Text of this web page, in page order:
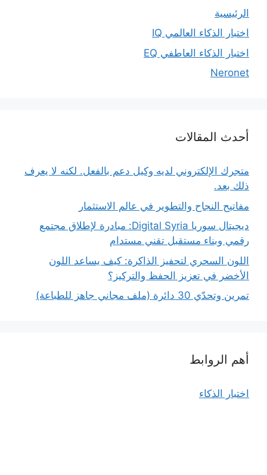
الرئيسية
اختبار الذكاء العالمي IQ
اختبار الذكاء العاطفي EQ
Neronet
أحدث المقالات
متجرك الإلكتروني لديه وكيل دعم بالفعل. لكنه لا يعرف
ذلك بعد.
مفاتيح النجاح والتطوير في عالم الاستثمار
ديجيتال سوريا Digital Syria: مبادرة لإطلاق مجتمع
رقمي وبناء مستقبل تقني مستدام
اللون السحري لتحفيز الذاكرة: كيف يساعد اللون
الأخضر في تعزيز الحفظ والتركيز؟
تمرين وتحدّي 30 دائرة (ملف مجاني جاهز للطباعة)
أهم الروابط
اختبار الذكاء